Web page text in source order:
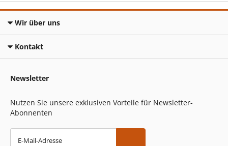
Wir über uns
Kontakt
Newsletter
Nutzen Sie unsere exklusiven Vorteile für Newsletter-
Abonnenten
E-Mail-Adresse